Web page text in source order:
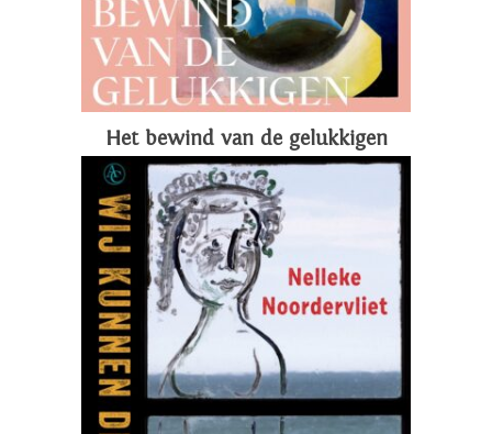
Het bewind van de gelukkigen